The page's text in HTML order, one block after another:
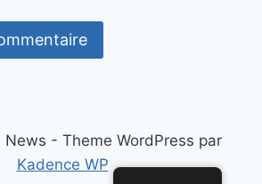
- Theme WordPress par
Kadence WP